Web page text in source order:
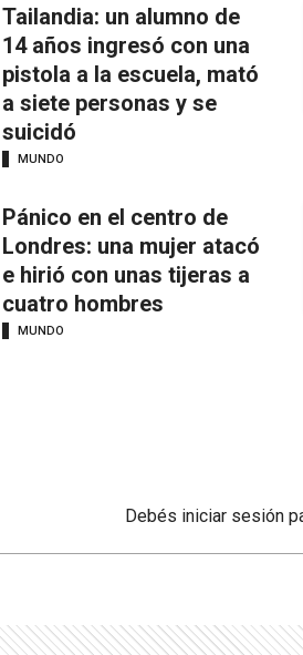
Tailandia: un alumno de
14 años ingresó con una
pistola a la escuela, mató
a siete personas y se
suicidó
MUNDO
Pánico en el centro de
Londres: una mujer atacó
e hirió con unas tijeras a
cuatro hombres
MUNDO
Debés iniciar sesión